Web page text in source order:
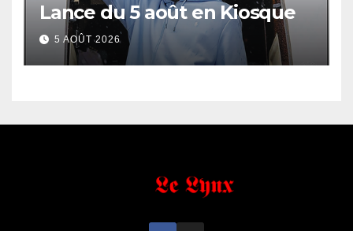
Lance du 5 août en Kiosque
5 AOÛT 2026